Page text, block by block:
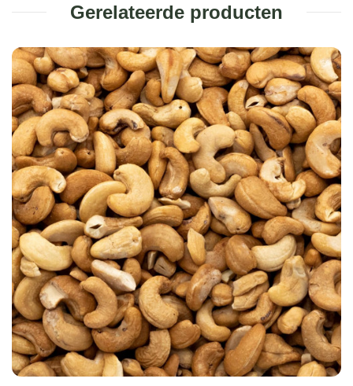
Gerelateerde producten